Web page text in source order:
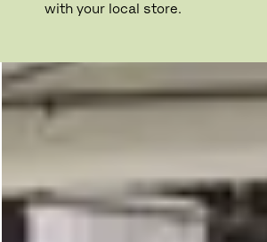
with your local store.